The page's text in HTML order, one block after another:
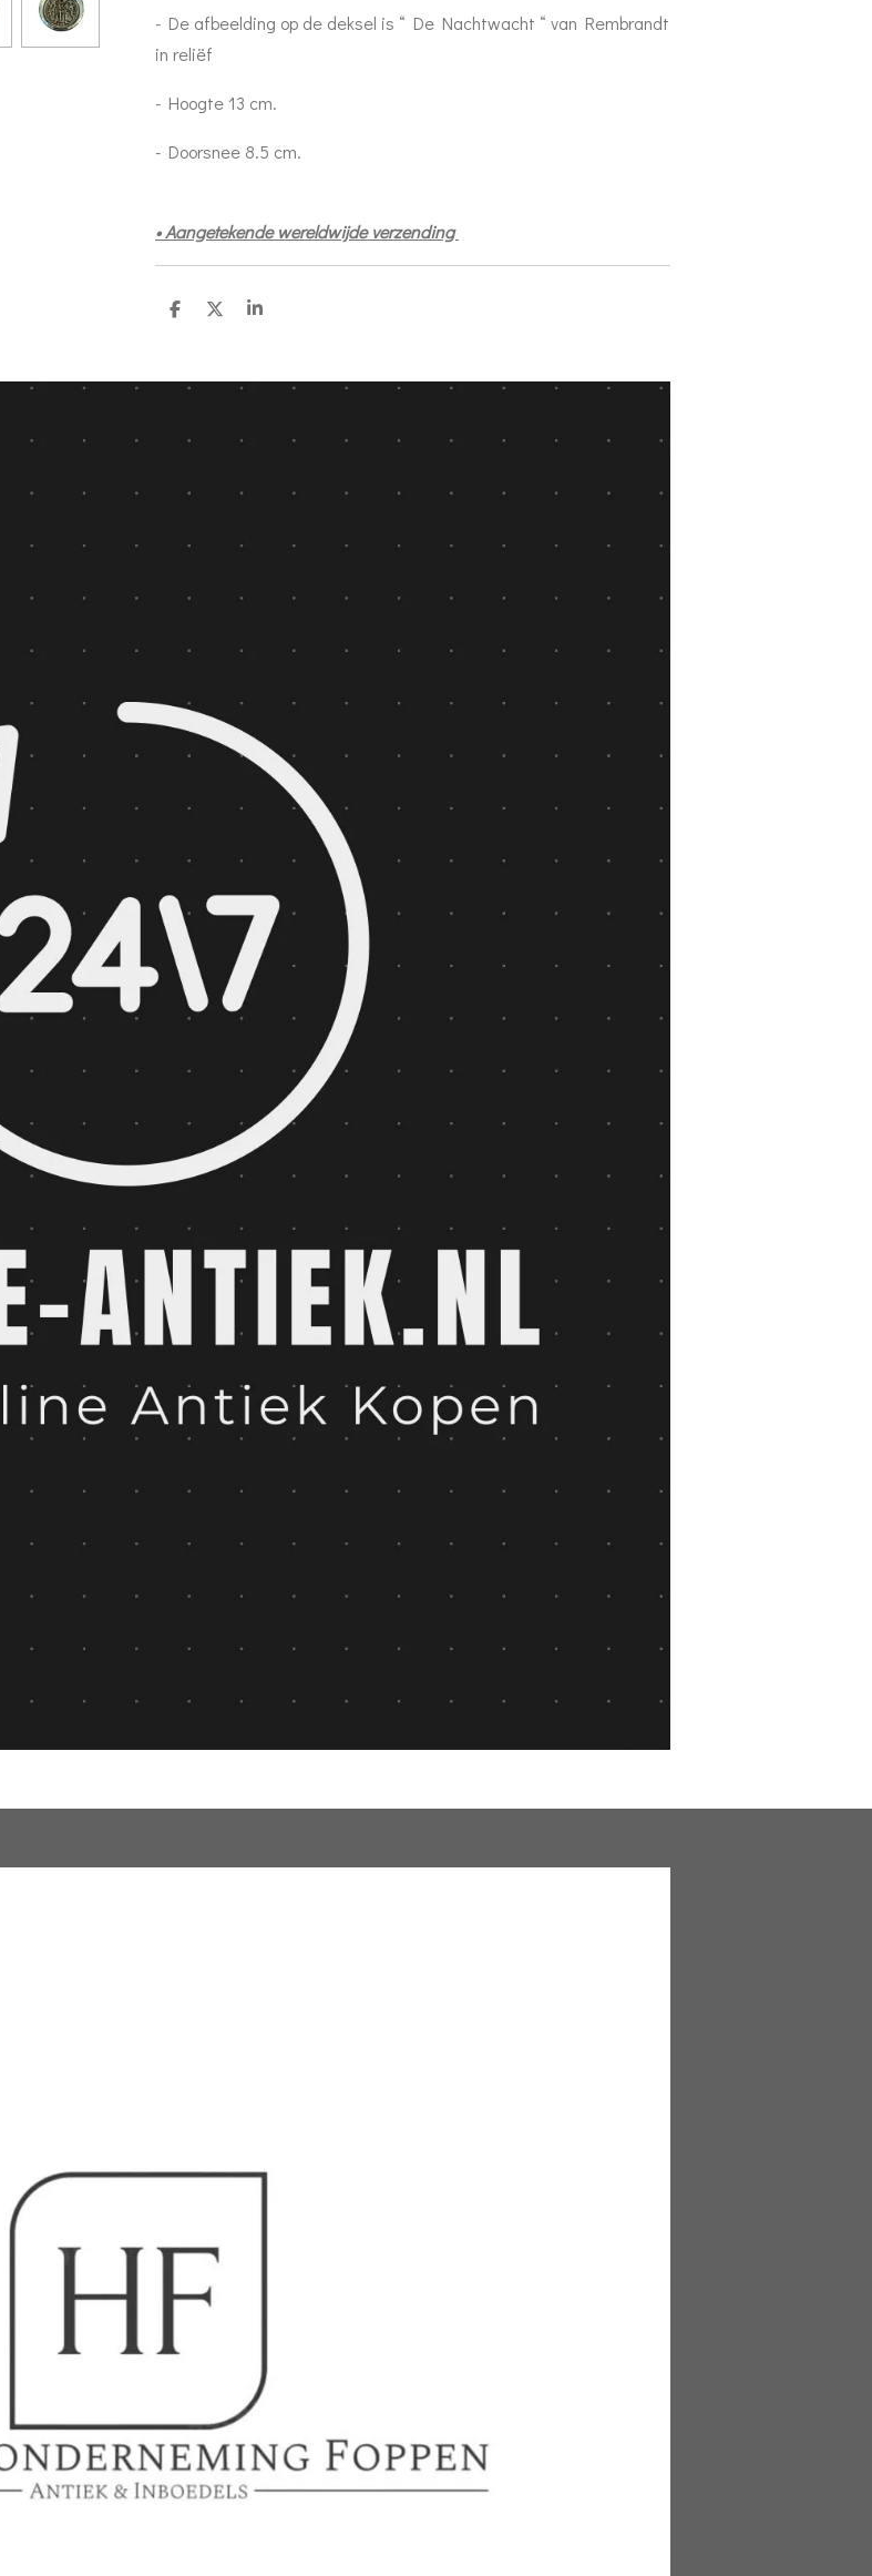
- De afbeelding op de deksel is “ De Nachtwacht “ van Rembrandt
in reliëf
- Hoogte 13 cm.
- Doorsnee 8.5 cm.
• Aangetekende wereldwijde verzending
D
n
D
S
e